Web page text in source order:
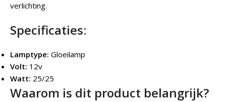
verlichting.
Specificaties:
Lamptype: Gloeilamp
Volt: 12v
Watt: 25/25
Waarom is dit product belangrijk?